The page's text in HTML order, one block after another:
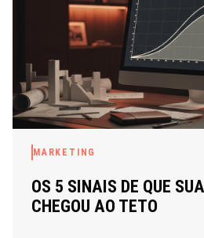
MARKETING
OS 5 SINAIS DE QUE
CHEGOU AO TETO